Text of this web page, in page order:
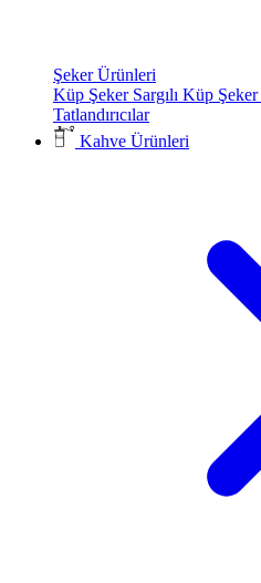
Şeker Ürünleri
Küp Şeker Sargılı Küp Şeker
Tatlandırıcılar
Kahve Ürünleri